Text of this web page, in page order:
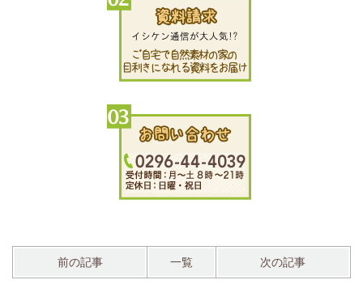
前の記事 一覧 次の記事